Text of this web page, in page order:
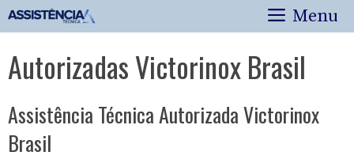
Pular
para
conteúdo
Menu
Autorizadas Victorinox Brasil
Assistência Técnica Autorizada Victorinox
Brasil